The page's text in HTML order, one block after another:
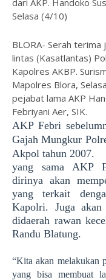
dari AKP. Handoko
Selasa (4/10)
BLORA- Serah terima
lintas (Kasatlantas)
Kapolres AKBP.
Mapolres Blora,
pejabat lama AKP
Febriyani Aer, SIK.
AKP Febri
Gajah Mungkur
Akpol tahun 2007.
yang sama AKP
dirinya akan
yang terkait
Kapolri. Juga akan
didaerah rawan
Randu Blatung.
“Kita akan melakukan
yang bisa membuat